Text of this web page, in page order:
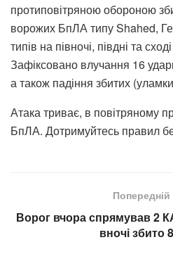
протиповітряною обороною
ворожих БпЛА типу Shahed,
типів на півночі, півдні та
Зафіксовано влучання 16
а також падіння збитих
Атака триває, в повітряному
БпЛА. Дотримуйтесь правил
Попередній
Ворог вчора спрямував 2
вночі збито